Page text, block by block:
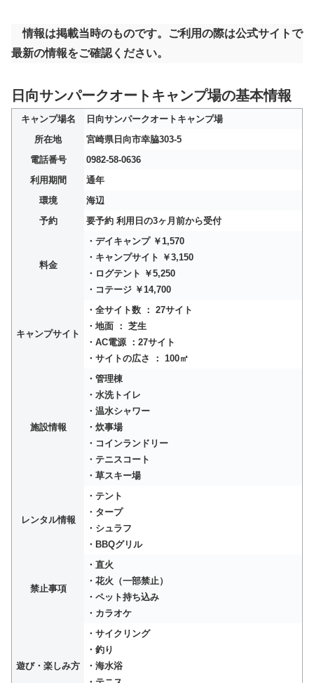
情報は掲載当時のものです。ご利用の際は公式サイトで
最新の情報をご確認ください。
日向サンパークオートキャンプ場の基本情報
キャンプ場名
日向サンパークオートキャンプ場
所在地
宮崎県日向市幸脇303-5
電話番号
0982-58-0636
利用期間
通年
環境
海辺
予約
要予約 利用日の3ヶ月前から受付
料金
・デイキャンプ ￥1,570
・キャンプサイト ￥3,150
・ログテント ￥5,250
・コテージ ￥14,700
キャンプサイト
・全サイト数 ： 27サイト
・地面 ： 芝生
・AC電源 ：27サイト
・サイトの広さ ： 100㎡
施設情報
・管理棟
・水洗トイレ
・温水シャワー
・炊事場
・コインランドリー
・テニスコート
・草スキー場
レンタル情報
・テント
・タープ
・シュラフ
・BBQグリル
禁止事項
・直火
・花火（一部禁止）
・ペット持ち込み
・カラオケ
遊び・楽しみ方
・サイクリング
・釣り
・海水浴